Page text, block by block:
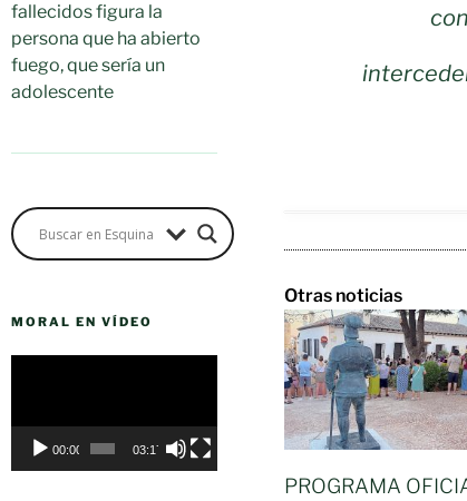
fallecidos figura la
persona que ha abierto
fuego, que sería un
adolescente
MORAL EN VÍDEO
00:00 03:17
Otras noticias
PROGRAMA